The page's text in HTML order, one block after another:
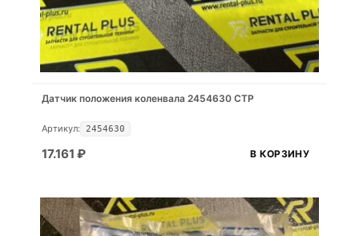
Датчик положения коленвала 2454630 CTP
Артикул: 2454630
17.161 ₽ В КОРЗИНУ